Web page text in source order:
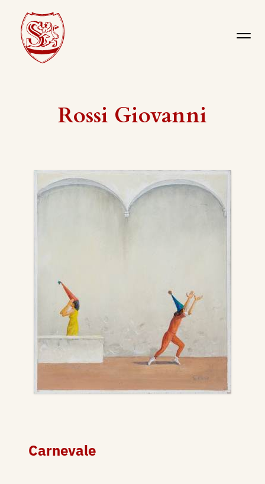
Rossi Giovanni
Carnevale